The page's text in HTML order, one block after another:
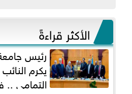
ومحمد...
شيحة
الأكثر قراءةً
رئيس جامعة
يكرم
التمامي ..